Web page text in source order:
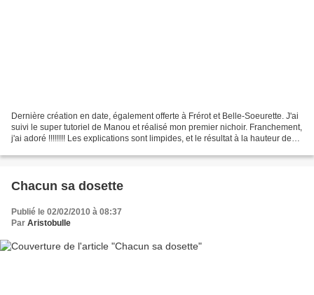
Dernière création en date, également offerte à Frérot et Belle-Soeurette. J'ai
suivi le super tutoriel de Manou et réalisé mon premier nichoir. Franchement,
j'ai adoré !!!!!!!! Les explications sont limpides, et le résultat à la hauteur de
Chacun sa dosette
Publié le 02/02/2010 à 08:37
Par Aristobulle